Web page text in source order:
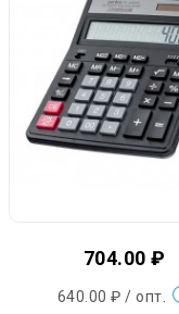
704.00 ₽
640.00 ₽ / опт.